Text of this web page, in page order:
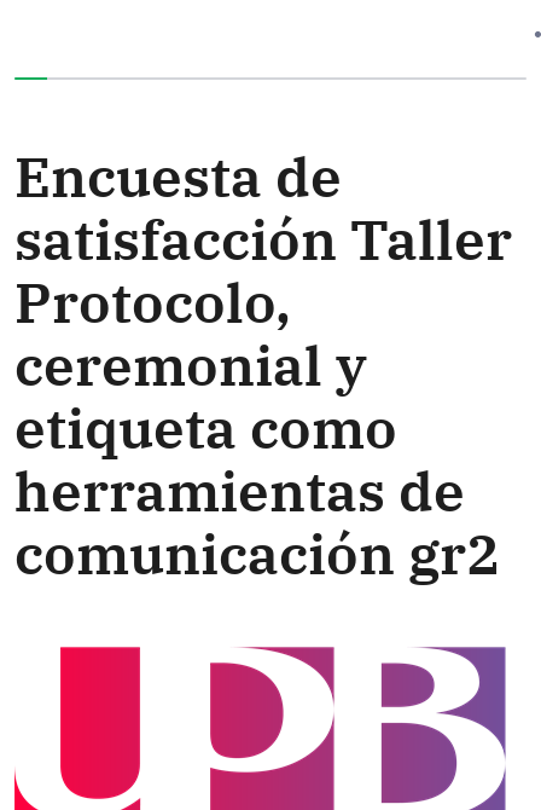
Encuesta de
satisfacción Taller
Protocolo,
ceremonial y
etiqueta como
herramientas de
comunicación gr2